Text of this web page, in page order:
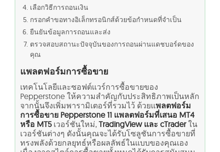
เลือกวิธีการถอนเงิน
กรอกคำขอทางอิเล็กทรอนิกส์ด้วยข้อกำหนดที่จำเป็น
ยืนยันข้อมูลการถอนและส่ง
ตรวจสอบสถานะปัจจุบันของการถอนผ่านแดชบอร์ดของ
คุณ
แพลตฟอร์มการซื้อขาย
เทคโนโลยีและซอฟต์แวร์การซื้อขายของ
Pepperstone ให้ความสำคัญกับประสิทธิภาพเป็นหลัก
จากนั้นจึงเพิ่มพารามิเตอร์ที่รวมไว้ ด้วยแพลตฟอร์ม
การซื้อขาย Pepperstone 11 แพลตฟอร์มที่เสนอ MT4
หรือ MT5เวอร์ชันใหม่, TradingView และ cTraderใน
เวอร์ชันต่างๆ ดังนั้นคุณจะได้รับโซลูชันการซื้อขายที่
ทรงพลังด้วยกลยุทธ์หรือผลลัพธ์ในแบบของคุณเอง